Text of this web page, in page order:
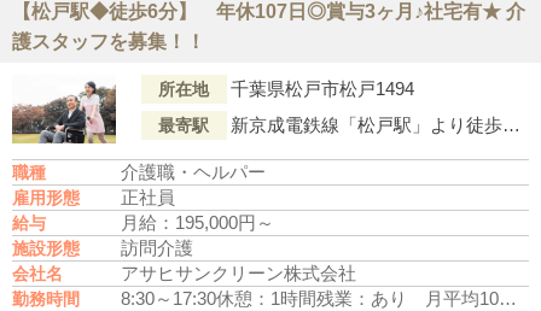
【松戸駅◆徒歩6分】 年休107日◎賞与3ヶ月♪社宅有★ 介
護スタッフを募集！！
所在地 千葉県松戸市松戸1494
最寄駅 新京成電鉄線「松戸駅」より徒歩6分
職種 介護職・ヘルパー
雇用形態 正社員
給与 月給：195,000円～
施設形態 訪問介護
会社名 アサヒサンクリーン株式会社
勤務時間 8:30～17:30休憩：1時間残業：あり 月平均10時間